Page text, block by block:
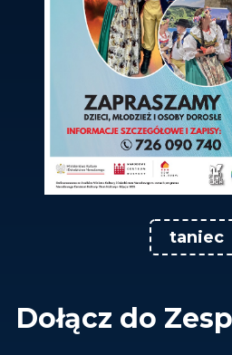
taniec
Dołącz do